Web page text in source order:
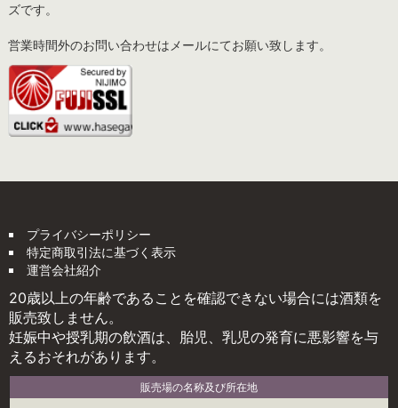
ズです。
営業時間外のお問い合わせはメールにてお願い致します。
プライバシーポリシー
特定商取引法に基づく表示
運営会社紹介
20歳以上の年齢であることを確認できない場合には酒類を
販売致しません。
妊娠中や授乳期の飲酒は、胎児、乳児の発育に悪影響を与
えるおそれがあります。
販売場の名称及び所在地